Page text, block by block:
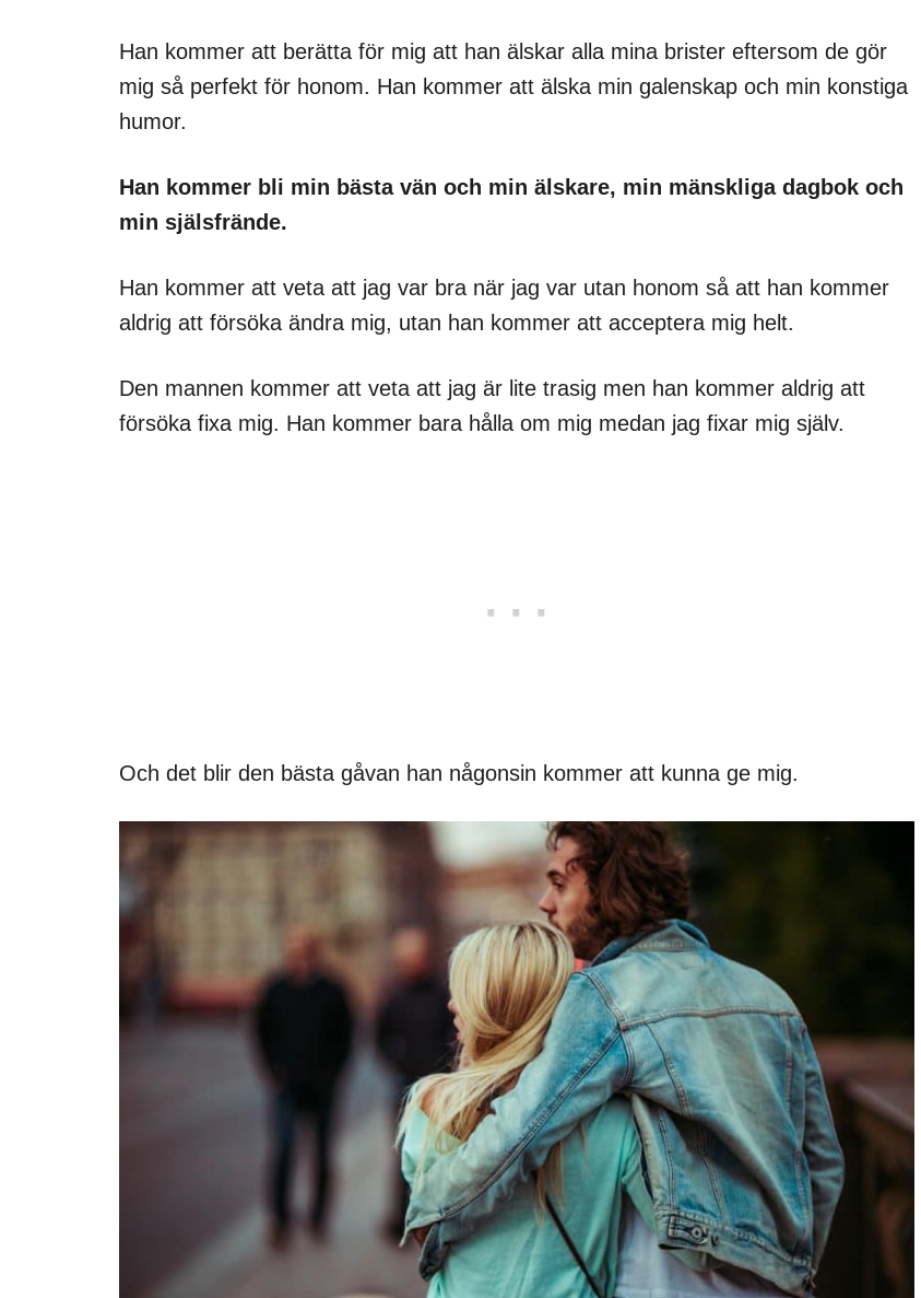
Han kommer att berätta för mig att han älskar alla mina brister eftersom de gör
mig så perfekt för honom. Han kommer att älska min galenskap och min konstiga
humor.
Han kommer bli min bästa vän och min älskare, min mänskliga dagbok och
min själsfrände.
Han kommer att veta att jag var bra när jag var utan honom så att han kommer
aldrig att försöka ändra mig, utan han kommer att acceptera mig helt.
Den mannen kommer att veta att jag är lite trasig men han kommer aldrig att
försöka fixa mig. Han kommer bara hålla om mig medan jag fixar mig själv.
Och det blir den bästa gåvan han någonsin kommer att kunna ge mig.